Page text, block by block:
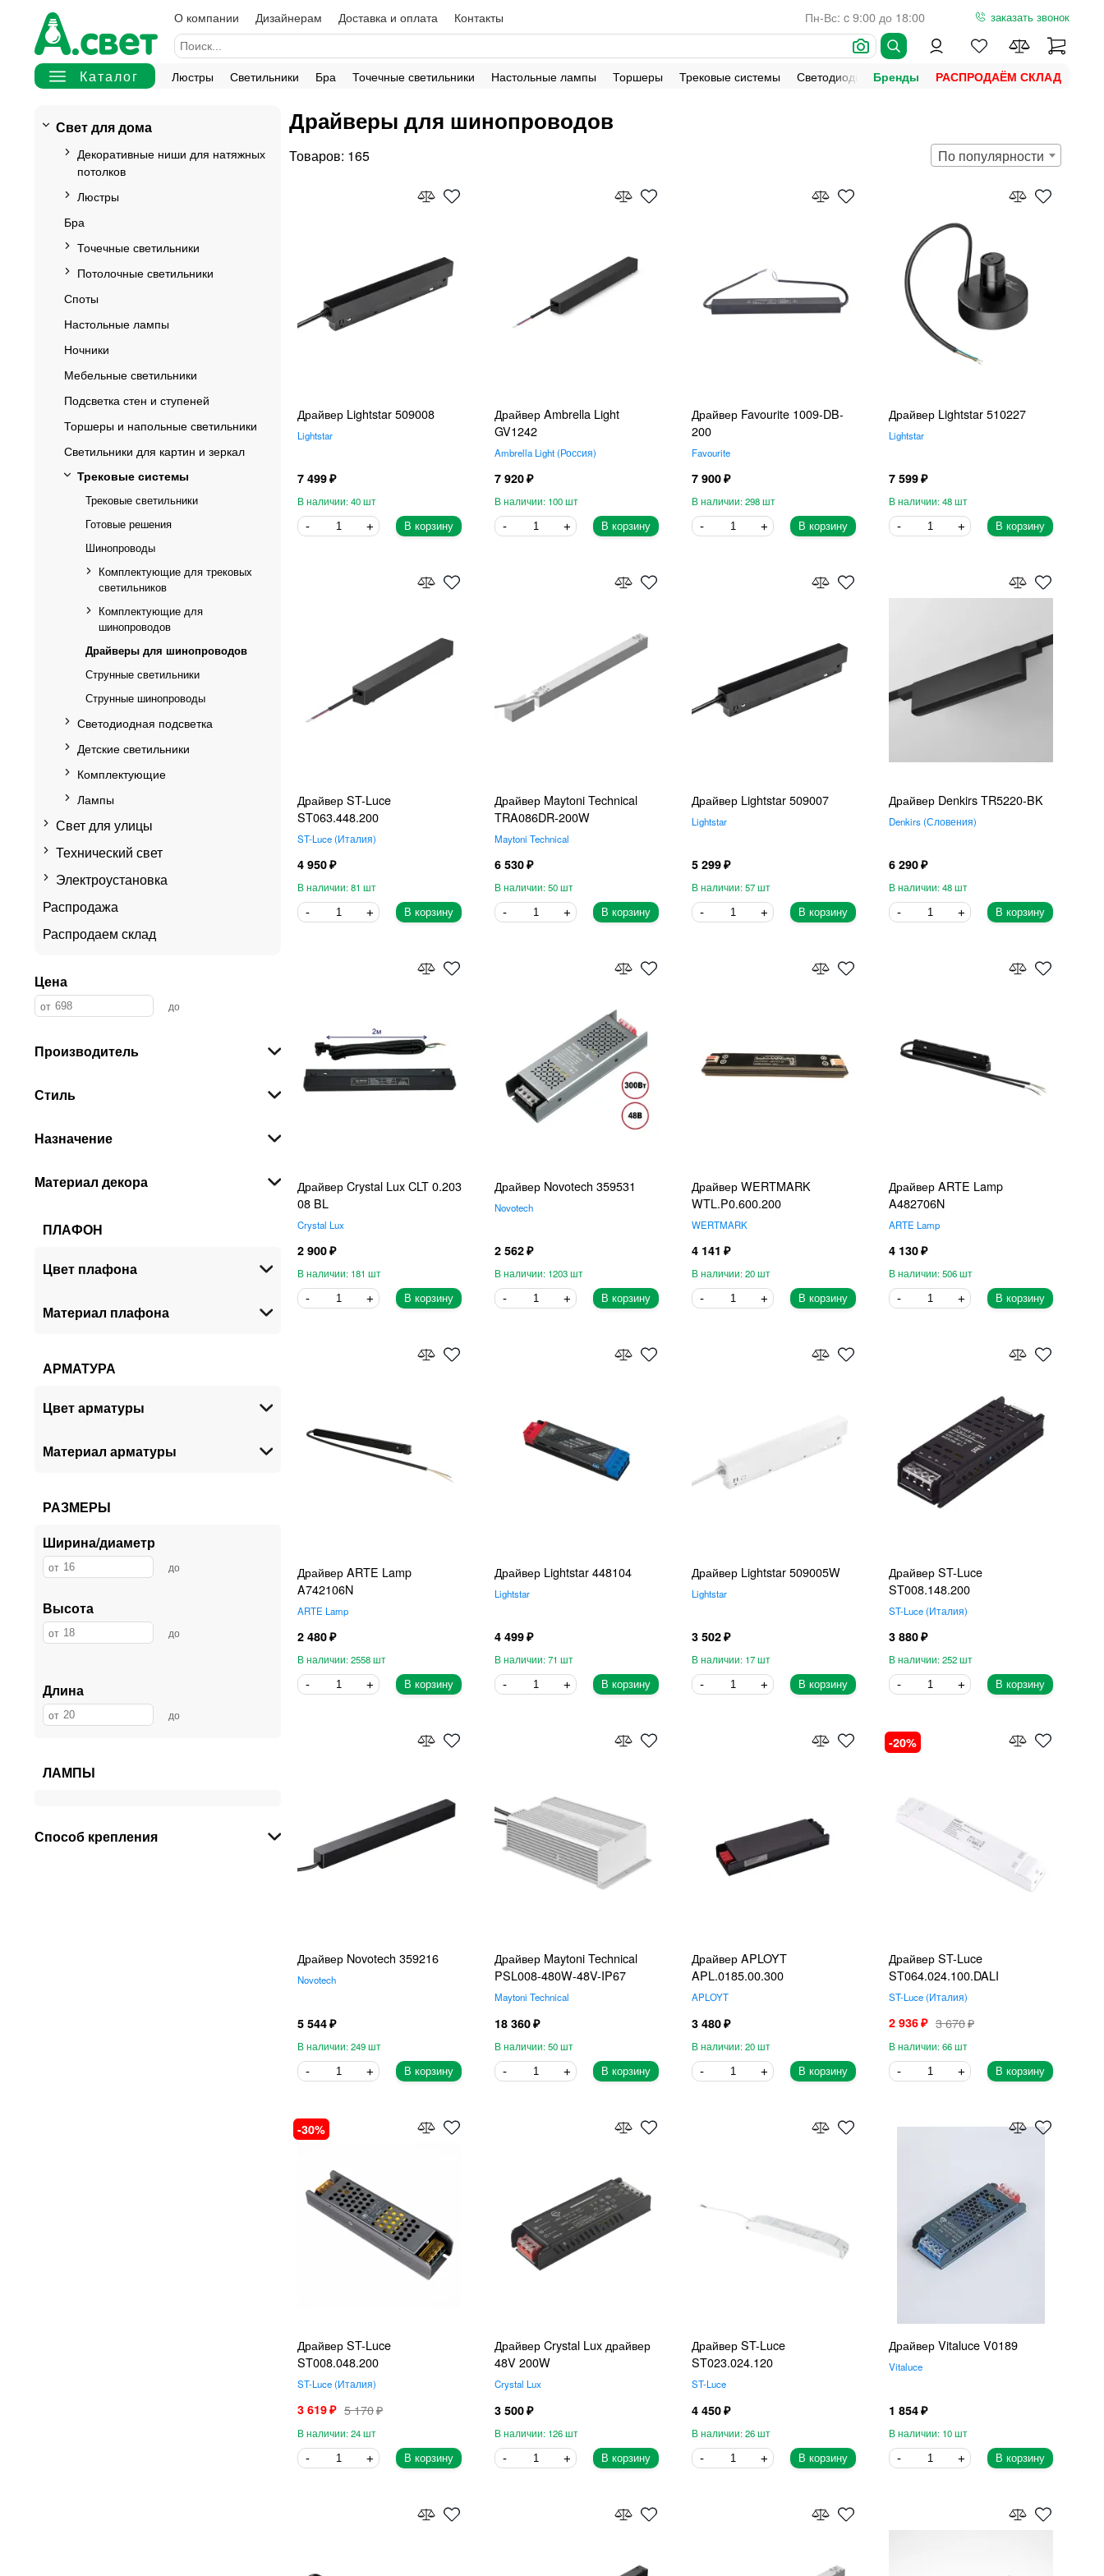
О компании Дизайнерам Доставка и оплата Контакты Пн-Вс: c 9:00 до 18:00 заказать звонок
Люстры Светильники Бра Точечные светильники Настольные лампы Торшеры Трековые системы Светодиодная подсветка Уличное освещение
Бренды РАСПРОДАЁМ СКЛАД
Свет для дома
Декоративные ниши для натяжных
потолков
Люстры
Бра
Точечные светильники
Потолочные светильники
Споты
Настольные лампы
Ночники
Мебельные светильники
Подсветка стен и ступеней
Торшеры и напольные светильники
Светильники для картин и зеркал
Трековые системы
Трековые светильники
Готовые решения
Шинопроводы
Комплектующие для трековых
светильников
Комплектующие для
шинопроводов
Драйверы для шинопроводов
Струнные светильники
Струнные шинопроводы
Светодиодная подсветка
Детские светильники
Комплектующие
Лампы
Свет для улицы
Технический свет
Электроустановка
Распродажа
Распродаем склад
Цена
Производитель
Стиль
Назначение
Материал декора
ПЛАФОН
Цвет плафона
Материал плафона
АРМАТУРА
Цвет арматуры
Материал арматуры
РАЗМЕРЫ
Ширина/диаметр
Высота
Длина
ЛАМПЫ
Способ крепления
Драйверы для шинопроводов
165 По популярности
Драйвер Lightstar 509008
Lightstar
7 499
40
В корзину
Драйвер Ambrella Light
GV1242
Ambrella Light Россия
7 920
100
В корзину
Драйвер Favourite 1009-DB-
200
Favourite
7 900
298
В корзину
Драйвер Lightstar 510227
Lightstar
7 599
48
В корзину
Драйвер ST-Luce
ST063.448.200
ST-Luce Италия
4 950
81
В корзину
Драйвер Maytoni Technical
TRA086DR-200W
Maytoni Technical
6 530
50
В корзину
Драйвер Lightstar 509007
Lightstar
5 299
57
В корзину
Драйвер Denkirs TR5220-BK
Denkirs Словения
6 290
48
В корзину
Драйвер Crystal Lux CLT 0.203
08 BL
Crystal Lux
2 900
181
В корзину
Драйвер Novotech 359531
Novotech
2 562
1203
В корзину
Драйвер WERTMARK
WTL.P0.600.200
WERTMARK
4 141
20
В корзину
Драйвер ARTE Lamp
A482706N
ARTE Lamp
4 130
506
В корзину
Драйвер ARTE Lamp
A742106N
ARTE Lamp
2 480
2558
В корзину
Драйвер Lightstar 448104
Lightstar
4 499
71
В корзину
Драйвер Lightstar 509005W
Lightstar
3 502
17
В корзину
Драйвер ST-Luce
ST008.148.200
ST-Luce Италия
3 880
252
В корзину
Драйвер Novotech 359216
Novotech
5 544
249
В корзину
Драйвер Maytoni Technical
PSL008-480W-48V-IP67
Maytoni Technical
18 360
50
В корзину
Драйвер APLOYT
APL.0185.00.300
APLOYT
3 480
20
В корзину
Драйвер ST-Luce
ST064.024.100.DALI
ST-Luce Италия
2 936 3 670
66
В корзину
20
Драйвер ST-Luce
ST008.048.200
ST-Luce Италия
3 619 5 170
24
В корзину
30
Драйвер Crystal Lux драйвер
48V 200W
Crystal Lux
3 500
126
В корзину
Драйвер ST-Luce
ST023.024.120
ST-Luce
4 450
26
В корзину
Драйвер Vitaluce V0189
Vitaluce
1 854
10
В корзину